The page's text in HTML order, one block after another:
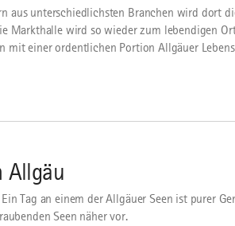
aus unterschiedlichsten Branchen wird dort
Markthalle wird so wieder zum lebendigen
mit einer ordentlichen Portion Allgäuer
Allgäu
Tag an einem der Allgäuer Seen ist purer
Seen näher vor.